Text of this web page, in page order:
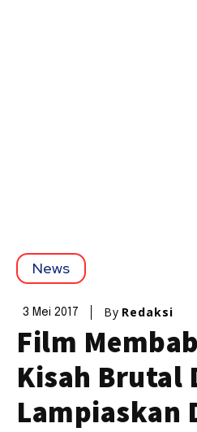
News
3 Mei 2017 By Redaksi
Film
Kisah Brutal
Lampiaskan